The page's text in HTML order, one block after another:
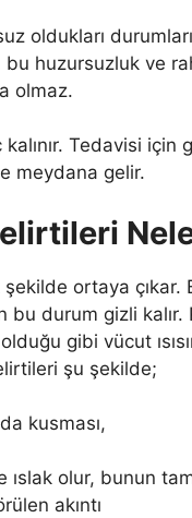
oldukları
huzursuzluk ve
olmaz.
Tedavisi için
meydana gelir.
ortaya çıkar.
bu durum gizli
gibi vücut
şu şekilde;
kusması,
ıslak olur, bunun
akıntı